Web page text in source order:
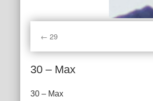
29
30 – Max
30 – Max